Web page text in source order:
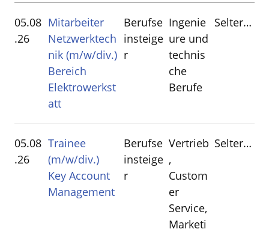
05.08
.26
Mitarbeiter
Netzwerktech
nik (m/w/div.)
Bereich
Elektrowerkst
att
Berufse
insteige
r
Ingenie
ure und
technis
che
Berufe
Selters(Westerwald)
05.08
.26
Trainee
(m/w/div.)
Key Account
Management
Berufse
insteige
r
Vertrieb
,
Custom
er
Service,
Marketi
Selters(Westerwald)